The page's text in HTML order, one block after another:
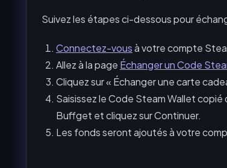
Suivez les étapes ci-dessous pour
Connectez-vousà votre compte
Allez à la page Échanger un Code
Cliquez sur « Échanger une carte
Saisissez le Code Steam Wallet
Buffget et cliquez sur Continuer.
Les fonds seront ajoutés à votre